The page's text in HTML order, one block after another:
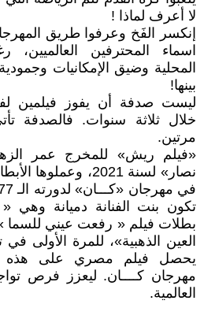
لا أعرف لماذا !
إنكسر الفَخ وعرفوا طريق
اسماء المحترفين
المحلية وضيق الإمكانيات
بينها!
ليست صدفة أن يفوز فيلمين
خلال ثلاثة سنوات. فالصدفة
مرتين.
«فيلم ريش» للمخرج عمر
تكون بنت الفنانة دميانة
بطلات فيلم « رفعت عيني للسما
العين الذهبية»، للمرة الأولى في
يحصل فيلم مصري على هذه
مهرجان كــــان. ليعزز فرص
العالمية.